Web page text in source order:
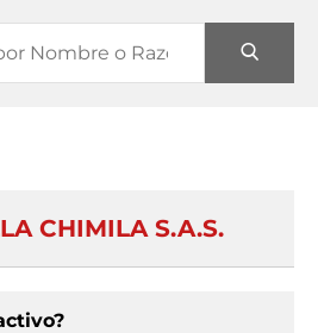
CHIMILA S.A.S.